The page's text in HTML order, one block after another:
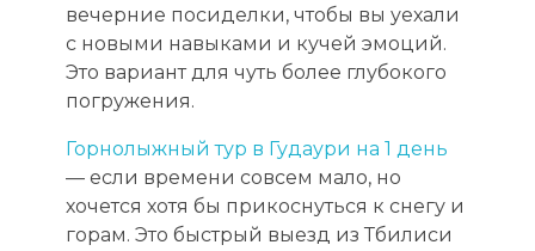
вечерние посиделки, чтобы вы уехали
с новыми навыками и кучей эмоций.
Это вариант для чуть более глубокого
погружения.
Горнолыжный тур в Гудаури на 1 день
— если времени совсем мало, но
хочется хотя бы прикоснуться к снегу и
горам. Это быстрый выезд из Тбилиси